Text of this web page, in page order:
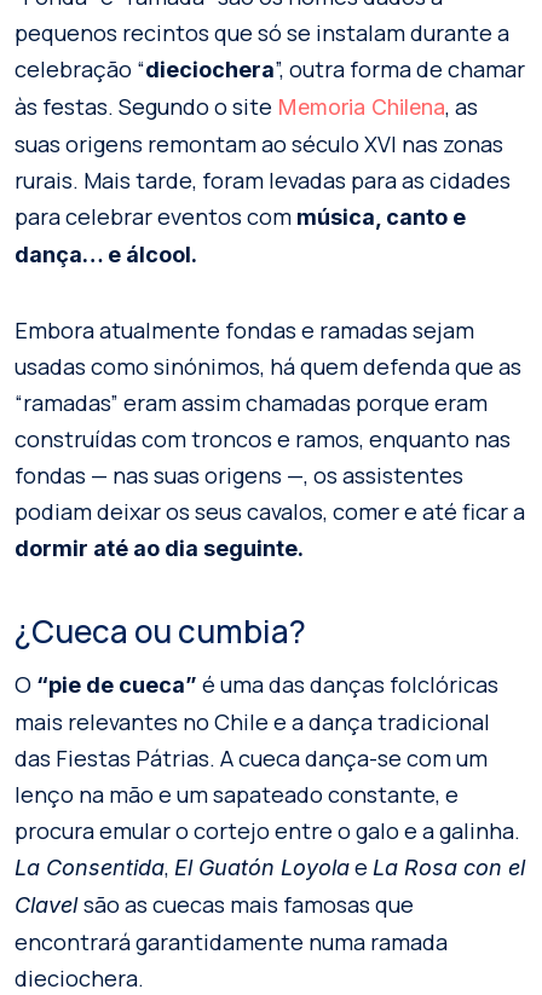
pequenos recintos que só se instalam durante a
celebração “dieciochera”, outra forma de chamar
às festas. Segundo o site Memoria Chilena, as
suas origens remontam ao século XVI nas zonas
rurais. Mais tarde, foram levadas para as cidades
para celebrar eventos com música, canto e
dança… e álcool.
Embora atualmente fondas e ramadas sejam
usadas como sinónimos, há quem defenda que as
“ramadas” eram assim chamadas porque eram
construídas com troncos e ramos, enquanto nas
fondas — nas suas origens —, os assistentes
podiam deixar os seus cavalos, comer e até ficar a
dormir até ao dia seguinte.
¿Cueca ou cumbia?
O “pie de cueca” é uma das danças folclóricas
mais relevantes no Chile e a dança tradicional
das Fiestas Pátrias. A cueca dança-se com um
lenço na mão e um sapateado constante, e
procura emular o cortejo entre o galo e a galinha.
La Consentida, El Guatón Loyolae La Rosa con el
Clavelsão as cuecas mais famosas que
encontrará garantidamente numa ramada
dieciochera.